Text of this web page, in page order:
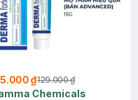
₫129.000 ₫
Chemicals